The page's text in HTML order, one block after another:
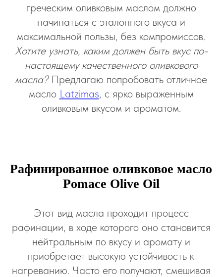
греческим оливковым маслом должно
начинаться с эталонного вкуса и
максимальной пользы, без компромиссов.
Хотите узнать, каким должен быть вкус по-
настоящему качественного оливкового
масла?Предлагаю попробовать отличное
масло Latzimas, с ярко выраженным
оливковым вкусом и ароматом.
Рафинированное оливковое масло
Pomace Olive Oil
Этот вид масла проходит процесс
рафинации, в ходе которого оно становится
нейтральным по вкусу и аромату и
приобретает высокую устойчивость к
нагреванию. Часто его получают, смешивая